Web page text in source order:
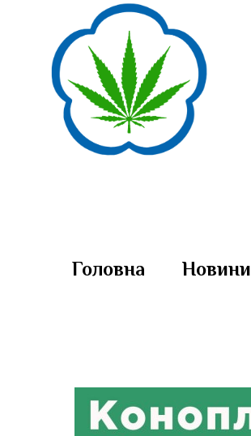
Головна Новини